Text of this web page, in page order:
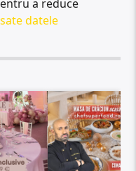
a reduce
datele